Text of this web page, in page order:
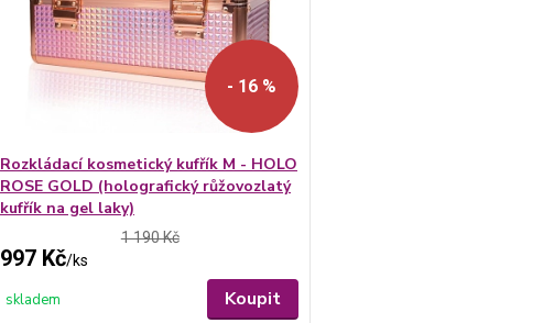
- 16 %
Rozkládací kosmetický kufřík M - HOLO
ROSE GOLD (holografický růžovozlatý
kufřík na gel laky)
1 190 Kč
997 Kč/ks
skladem Koupit